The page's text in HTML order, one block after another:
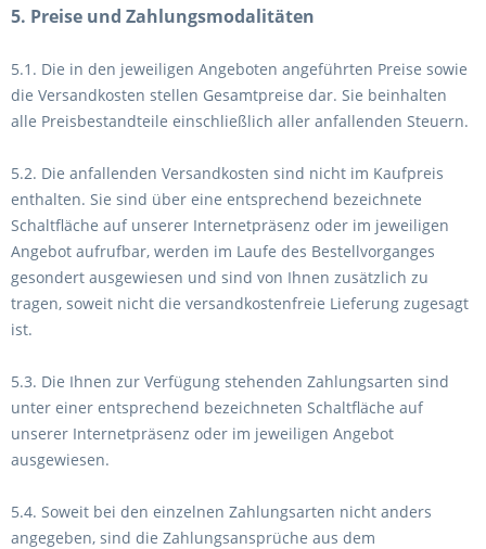
5. Preise und Zahlungsmodalitäten
5.1. Die in den jeweiligen Angeboten angeführten Preise sowie
die Versandkosten stellen Gesamtpreise dar. Sie beinhalten
alle Preisbestandteile einschließlich aller anfallenden Steuern.
5.2. Die anfallenden Versandkosten sind nicht im Kaufpreis
enthalten. Sie sind über eine entsprechend bezeichnete
Schaltfläche auf unserer Internetpräsenz oder im jeweiligen
Angebot aufrufbar, werden im Laufe des Bestellvorganges
gesondert ausgewiesen und sind von Ihnen zusätzlich zu
tragen, soweit nicht die versandkostenfreie Lieferung zugesagt
ist.
5.3. Die Ihnen zur Verfügung stehenden Zahlungsarten sind
unter einer entsprechend bezeichneten Schaltfläche auf
unserer Internetpräsenz oder im jeweiligen Angebot
ausgewiesen.
5.4. Soweit bei den einzelnen Zahlungsarten nicht anders
angegeben, sind die Zahlungsansprüche aus dem